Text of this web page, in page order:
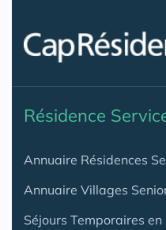
Résidence
Annuaire Résidences
Annuaire Villages
Séjours Temporaires